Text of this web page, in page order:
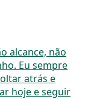
alcance, não
Eu sempre
atrás e
hoje e seguir